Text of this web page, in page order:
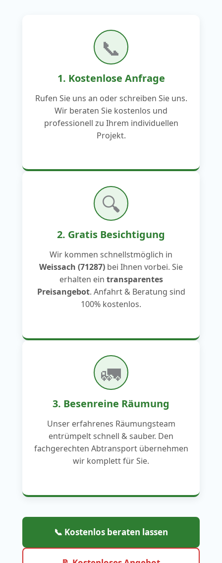
📞
1. Kostenlose Anfrage
Rufen Sie uns an oder schreiben Sie uns.
Wir beraten Sie kostenlos und
professionell zu Ihrem individuellen
Projekt.
🔍
2. Gratis Besichtigung
Wir kommen schnellstmöglich in
Weissach (71287) bei Ihnen vorbei. Sie
erhalten ein transparentes
Preisangebot. Anfahrt & Beratung sind
100% kostenlos.
🚛
3. Besenreine Räumung
Unser erfahrenes Räumungsteam
entrümpelt schnell & sauber. Den
fachgerechten Abtransport übernehmen
wir komplett für Sie.
📞 Kostenlos beraten lassen